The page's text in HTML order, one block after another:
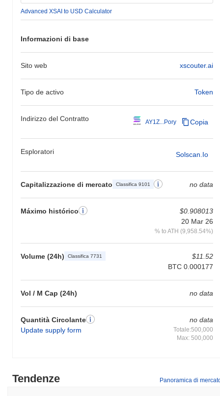
Advanced XSAI to USD Calculator
Informazioni di base
Sito web xscouter.ai
Tipo de activo Token
Indirizzo del Contratto AY1Z...Pory Copia
Esploratori Solscan.io
Capitalizzazione di mercato Classifica 9101 no data
Máximo histórico
$0.908013
20 Mar 26
% to ATH (9,958.54%)
Volume (24h) Classifica 7731
$11.52
BTC 0.000177
Vol / M Cap (24h) no data
Quantità Circolante
Update supply form
no data
Totale:500,000
Max: 500,000
Tendenze Panoramica di